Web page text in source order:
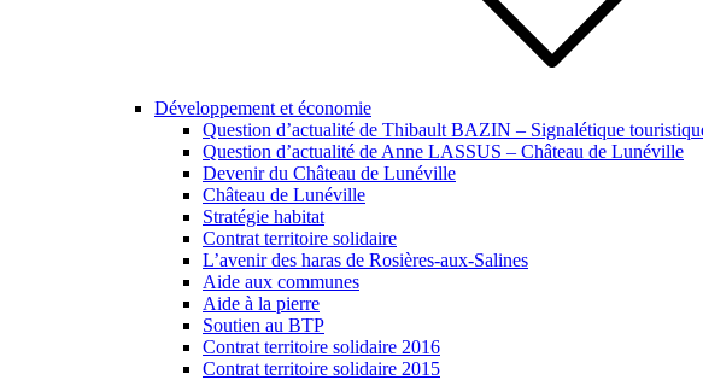
Développement et économie
Question d’actualité de Thibault BAZIN – Signalétique
Question d’actualité de Anne LASSUS – Château de Lunéville
Devenir du Château de Lunéville
Château de Lunéville
Stratégie habitat
Contrat territoire solidaire
L’avenir des haras de Rosières-aux-Salines
Aide aux communes
Aide à la pierre
Soutien au BTP
Contrat territoire solidaire 2016
Contrat territoire solidaire 2015